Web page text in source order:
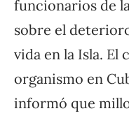
funcionarios de
sobre el
vida en la Isla.
organismo en
informó que